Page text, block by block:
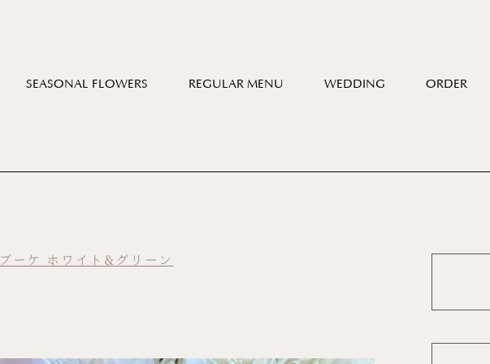
SEASONAL FLOWERS REGULAR MENU WEDDING ORDER
ブーケ ホワイト&グリーン